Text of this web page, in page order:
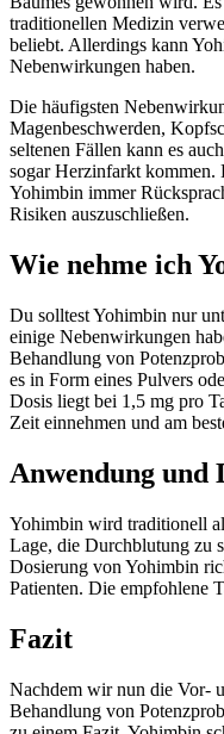
traditionellen Medizin
beliebt. Allerdings kann
Nebenwirkungen haben.
Die häufigsten
Magenbeschwerden,
seltenen Fällen kann es
sogar Herzinfarkt kommen.
Yohimbin immer
Risiken auszuschließen.
Wie nehme ich
Du solltest Yohimbin nur
einige Nebenwirkungen
Behandlung von
es in Form eines Pulvers
Dosis liegt bei 1,5 mg pro
Zeit einnehmen und am
Anwendung und
Yohimbin wird traditionell
Lage, die Durchblutung zu
Dosierung von Yohimbin
Patienten. Die empfohlene
Fazit
Nachdem wir nun die Vor-
Behandlung von